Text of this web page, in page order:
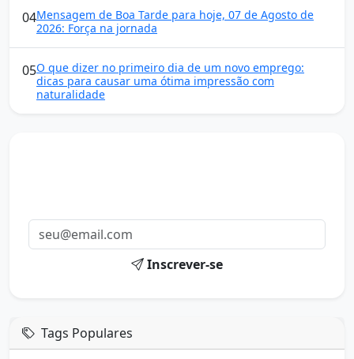
04Mensagem de Boa Tarde para hoje, 07 de Agosto de
2026: Força na jornada
05O que dizer no primeiro dia de um novo emprego:
dicas para causar uma ótima impressão com
naturalidade
Inscrever-se
Tags Populares